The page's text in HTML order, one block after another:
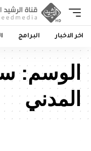
اخر الاخبار البرامج
الوسم:
المدني